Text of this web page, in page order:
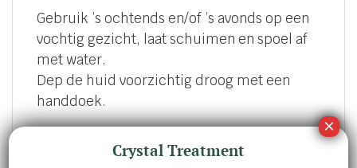
Gebruik ’s ochtends en/of ’s avonds op een
vochtig gezicht, laat schuimen en spoel af
met water.
Dep de huid voorzichtig droog met een
handdoek.
Crystal Treatment